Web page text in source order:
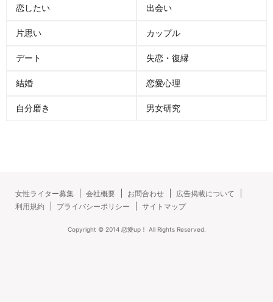
恋したい 出会い
片思い カップル
デート 失恋・復縁
結婚 恋愛心理
自分磨き 男女研究
女性ライター募集 会社概要 お問合わせ
広告掲載について
利用規約
プライバシーポリシー サイトマップ
Copyright © 2014 恋愛up！ All Rights Reserved.